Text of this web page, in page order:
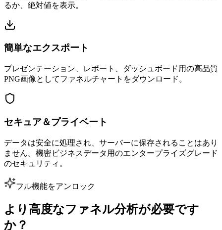
るか、絶対値を表示。
簡単なエクスポート
プレゼンテーション、レポート、ダッシュボード用の高品質
PNG画像としてファネルチャートをダウンロード。
セキュア＆プライベート
データは安全に処理され、サーバーに保存されることはあり
ません。機密ビジネスデータ用のエンタープライズグレード
のセキュリティ。
フル機能をアンロック
より高度なファネル分析が必要です
か？